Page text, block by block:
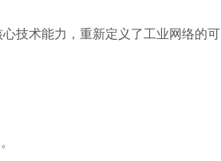
技术能力，重新定义了工业网络的可